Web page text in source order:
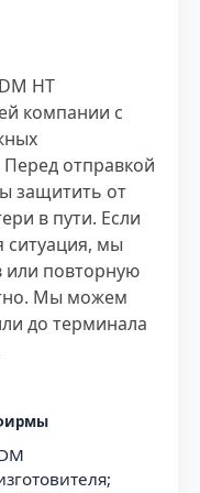
HT
компании с
Перед отправкой
защитить от
в пути. Если
ситуация, мы
или повторную
Мы можем
до терминала